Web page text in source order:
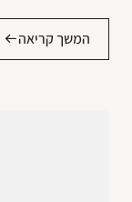
המשך קריאה